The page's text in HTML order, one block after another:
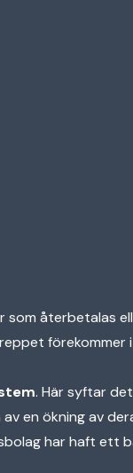
som återbetalas
förekommer
. Här syftar
en ökning av
har haft ett